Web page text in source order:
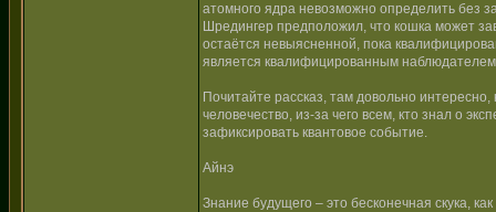
атомного ядра невозможно определить без
Шредингер предположил, что кошка может
остаётся невыясненной, пока
является квалифицированным
Почитайте рассказ, там довольно
человечество, из-за чего всем, кто знал о
зафиксировать квантовое событие.
Айнэ
Знание будущего – это бесконечная скука,